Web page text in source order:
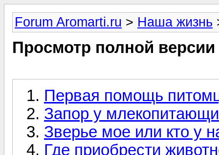
Forum Aromarti.ru > Наша жизнь
Просмотр полной
Первая помощь
Запор у
Зверье мое или кто у
Где приобрести